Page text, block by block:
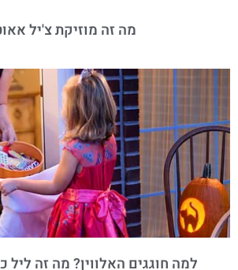
מה זה מוזיקת צ'יל
למה חוגגים האלווין? מה זה